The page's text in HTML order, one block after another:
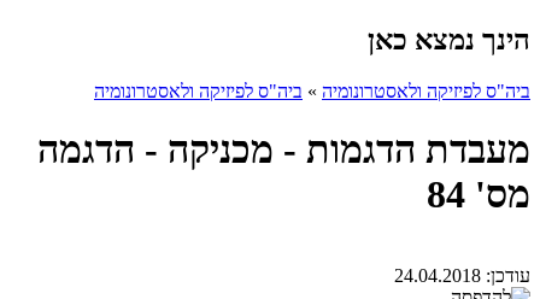
הינך נמצא כאן
ביה"ס לפיזיקה ולאסטרונומיה » ביה"ס לפיזיקה ולאסטרונומיה
מעבדת הדגמות - מכניקה - הדגמה
מס' 84
עודכן: 24.04.2018